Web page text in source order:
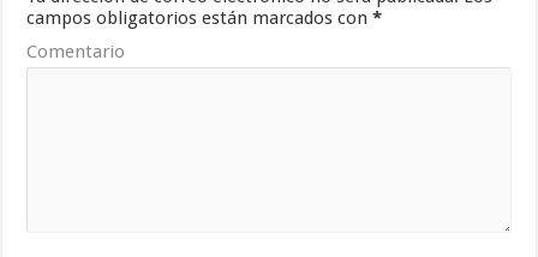
campos obligatorios están marcados con*
Comentario